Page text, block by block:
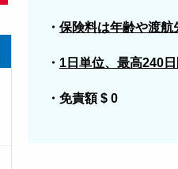
・ 保険料は年齢や渡航
・ 1日単位、最高240
・免責額 $ 0